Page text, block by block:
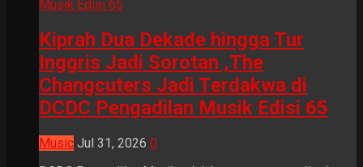
Kiprah Dua Dekade hingga Tur
Inggris Jadi Sorotan ,The
Changcuters Jadi Terdakwa di
DCDC Pengadilan Musik Edisi 65
Music Jul 31, 2026 0